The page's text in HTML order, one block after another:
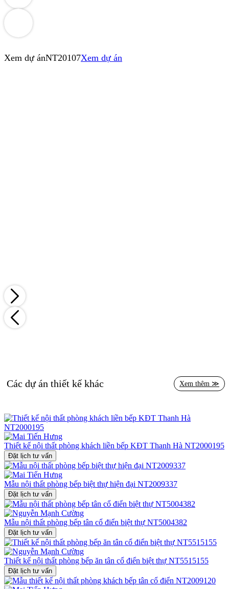
Xem dự ánNT20107Xem dự án
Các dự án thiết kế khác Xem thêm ≫
Thiết kế nội thất phòng khách liền bếp KĐT Thanh Hà NT2000195
Đặt lịch tư vấn
Mẫu nội thất phòng bếp biệt thự hiện đại NT2009337
Đặt lịch tư vấn
Mẫu nội thất phòng bếp tân cổ điển biệt thự NT5004382
Đặt lịch tư vấn
Thiết kế nội thất phòng bếp ăn tân cổ điển biệt thự NT5515155
Đặt lịch tư vấn